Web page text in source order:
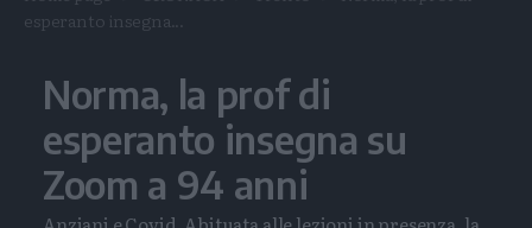
esperanto insegna...
Norma, la prof di
esperanto insegna su
Zoom a 94 anni